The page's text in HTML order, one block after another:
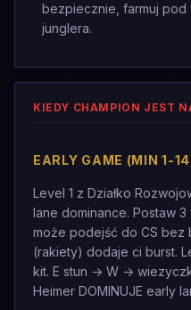
bezpiecznie, farmuj pod
junglera.
KIEDY CHAMPION JEST
EARLY GAME (MIN 1-
Level 1 z Działko
lane dominance. Postaw
może podejść do CS bez
(rakiety) dodaje ci burst.
kit. E stun -> W ->
Heimer DOMINUJE early